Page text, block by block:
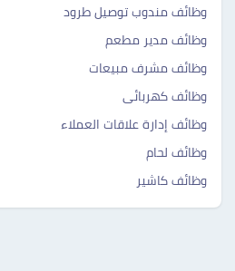
وظائف مندوب توصيل طرود
وظائف مدير مطعم
وظائف مشرف مبيعات
وظائف كهربائى
وظائف إدارة علاقات العملاء
وظائف لحام
وظائف كاشير